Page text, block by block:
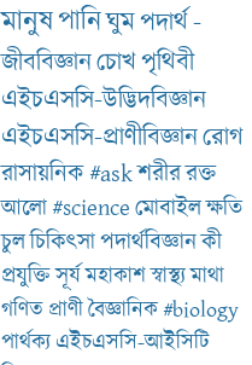
মানুষপানিঘুমপদার্থ-
জীববিজ্ঞানচোখপৃথিবী
এইচএসসি-উদ্ভিদবিজ্ঞান
এইচএসসি-প্রাণীবিজ্ঞানরোগ
রাসায়নিক#askশরীররক্ত
আলো#scienceমোবাইলক্ষতি
চুলচিকিৎসাপদার্থবিজ্ঞানকী
প্রযুক্তিসূর্যমহাকাশস্বাস্থ্যমাথা
গণিত প্রাণীবৈজ্ঞানিক#biology
পার্থক্য এইচএসসি-আইসিটি